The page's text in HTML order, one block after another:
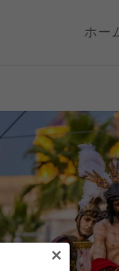
ホー
×